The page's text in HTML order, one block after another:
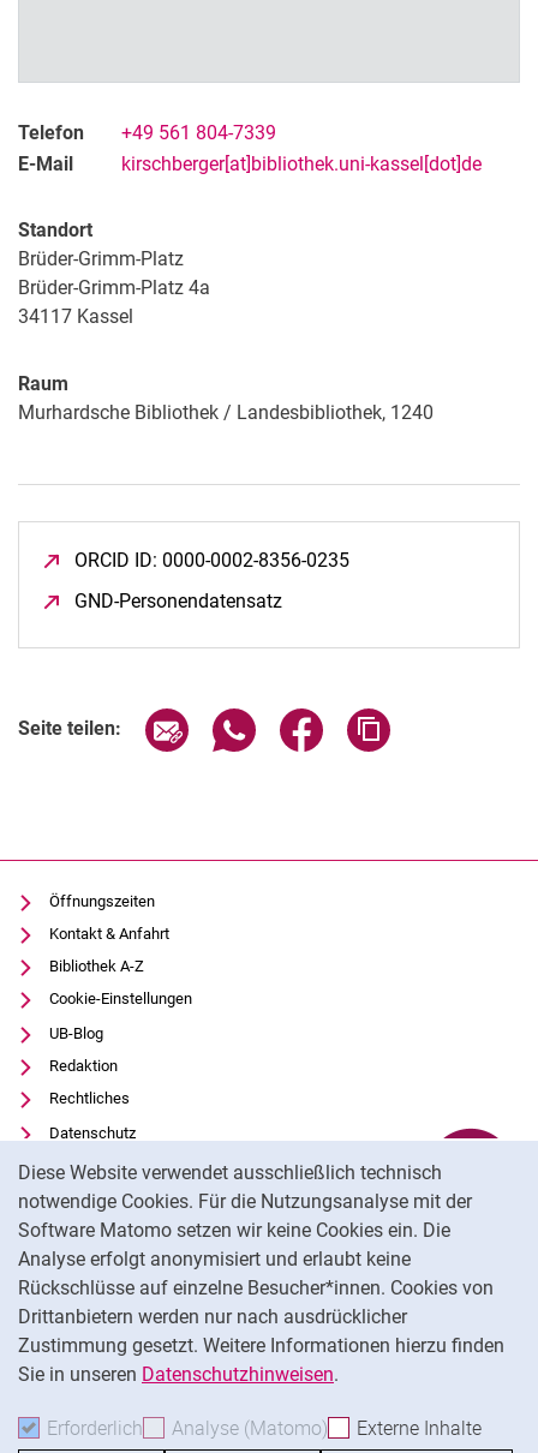
Diese Website verwendet ausschließlich technisch
notwendige Cookies. Für die Nutzungsanalyse mit der
Software Matomo setzen wir keine Cookies ein. Die
Analyse erfolgt anonymisiert und erlaubt keine
Rückschlüsse auf einzelne Besucher*innen. Cookies von
Drittanbietern werden nur nach ausdrücklicher
Zustimmung gesetzt. Weitere Informationen hierzu finden
Sie in unseren Datenschutzhinweisen.
Erforderlich Erforderliche Cookies akzeptieren
Analyse (Matomo) Analyse-Cookies
Externe Inhalte
Kontakt
Profil
Öffentlichkeitsarbeit
Telefon
+49 561 804-7339
E-Mail
kirschberger[at]bibliothek.uni-kassel[dot]de
Standort
Brüder-Grimm-Platz
Brüder-Grimm-Platz 4a
34117 Kassel
Raum
Murhardsche Bibliothek / Landesbibliothek, 1240
ORCID ID: 0000-0002-8356-0235
GND-Personendatensatz
Seite teilen: Seite über E-Mail teilen
Seite über WhatsApp teilen
Seite über Facebook
Öffnungszeiten
Kontakt & Anfahrt
Bibliothek A-Z
Cookie-Einstellungen
UB-Blog
Redaktion
Rechtliches
Datenschutz
Barrierefreiheit
Transparenter KI-Einsatz
Impressum
Externer Link: Universität Kassel auf
Facebook
(öffnet neues Fenster)
Externer Link: Universität Kassel auf
Youtube(öffnet neues Fenster)
Externer Link: Universität Kassel auf
Instagram (öffnet neues Fenster)